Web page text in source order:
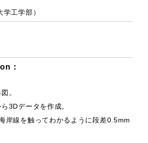
工学部）
：
。
3Dデータを作成。
岸線を触ってわかるように段差0.5mm